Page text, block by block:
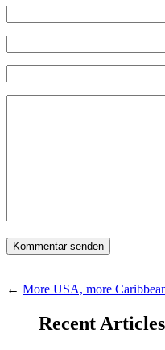
← More USA, more
Recent Articles